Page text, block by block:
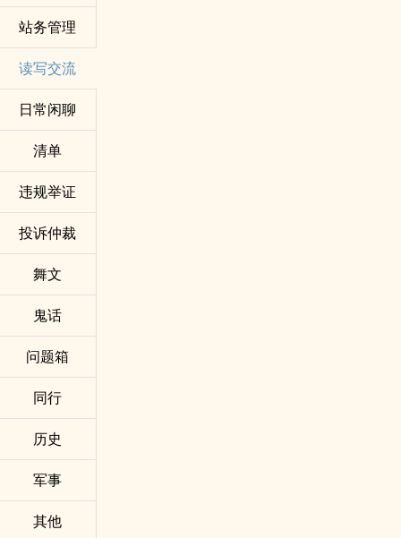
站务管理
读写交流
日常闲聊
清单
违规举证
投诉仲裁
舞文
鬼话
问题箱
同行
历史
军事
其他